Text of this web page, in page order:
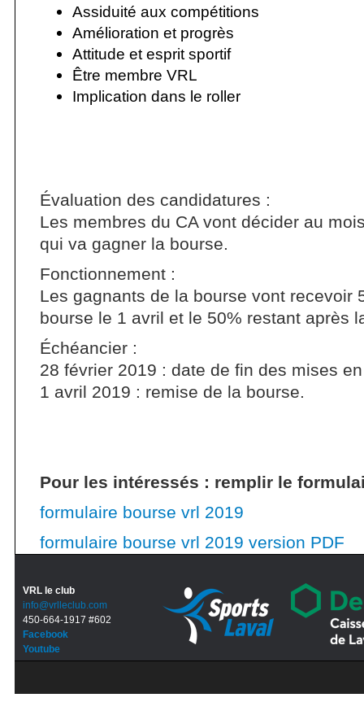
Assiduité aux compétitions
Amélioration et progrès
Attitude et esprit sportif
Être membre VRL
Implication dans le roller
Évaluation des candidatures :
Les membres du CA vont décider au
qui va gagner la bourse.
Fonctionnement :
Les gagnants de la bourse vont recevoir
bourse le 1 avril et le 50% restant après
Échéancier :
28 février 2019 : date de fin des mises
1 avril 2019 : remise de la bourse.
Pour les intéressés : remplir le
formulaire bourse vrl 2019
formulaire bourse vrl 2019 version PDF
VRL le club
info@vrlleclub.com
450-664-1917 #602
Facebook
Youtube